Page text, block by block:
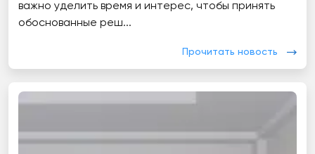
важно уделить время и интерес, чтобы принять
обоснованные реш...
Прочитать новость